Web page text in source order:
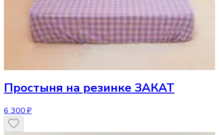
Простыня на резинке ЗАКАТ
6 300 ₽